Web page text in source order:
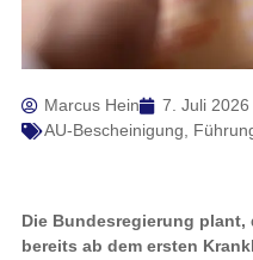
Marcus Hein
7. Juli 2026
AU-Bescheinigung,
Die Bundesregierung
bereits ab dem ersten